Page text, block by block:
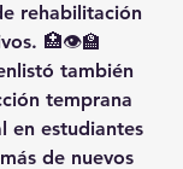
rehabilitación
. 🏥👁️🏫
también
temprana
en estudiantes
de nuevos